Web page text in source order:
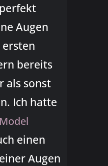
Augen
bereits
als sonst
Ich hatte
Model
einen
Augen